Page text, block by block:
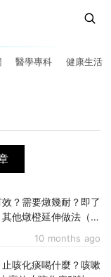
醫學專科 健康生活
10 months ago
效？需要燉幾耐？即了
他燉橙延伸做法（附
止咳化痰喝什麼？咳嗽